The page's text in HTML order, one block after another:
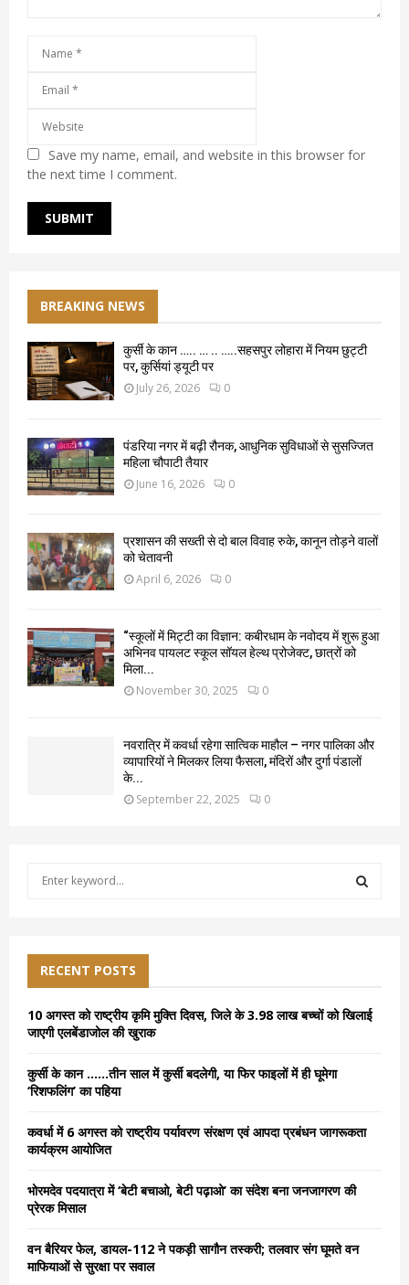
Save my name, email, and website in this browser for
the next time I comment.
BREAKING NEWS
कुर्सी के कान ….. … .. …..सहसपुर लोहारा में नियम छुट्टी
पर, कुर्सियां ड्यूटी पर
July 26, 2026 0
पंडरिया नगर में बढ़ी रौनक, आधुनिक सुविधाओं से सुसज्जित
महिला चौपाटी तैयार
June 16, 2026 0
प्रशासन की सख्ती से दो बाल विवाह रुके, कानून तोड़ने वालों
को चेतावनी
April 6, 2026 0
“स्कूलों में मिट्टी का विज्ञान: कबीरधाम के नवोदय में शुरू हुआ
अभिनव पायलट स्कूल सॉयल हेल्थ प्रोजेक्ट, छात्रों को
मिला...
November 30, 2025 0
नवरात्रि में कवर्धा रहेगा सात्विक माहौल – नगर पालिका और
व्यापारियों ने मिलकर लिया फैसला, मंदिरों और दुर्गा पंडालों
के...
September 22, 2025 0
f
o
r
RECENT POSTS
10 अगस्त को राष्ट्रीय कृमि मुक्ति दिवस, जिले के 3.98 लाख बच्चों को खिलाई
जाएगी एलबेंडाजोल की खुराक
कुर्सी के कान ……तीन साल में कुर्सी बदलेगी, या फिर फाइलों में ही घूमेगा
‘रिशफलिंग’ का पहिया
कवर्धा में 6 अगस्त को राष्ट्रीय पर्यावरण संरक्षण एवं आपदा प्रबंधन जागरूकता
कार्यक्रम आयोजित
भोरमदेव पदयात्रा में ‘बेटी बचाओ, बेटी पढ़ाओ’ का संदेश बना जनजागरण की
प्रेरक मिसाल
वन बैरियर फेल, डायल-112 ने पकड़ी सागौन तस्करी; तलवार संग घूमते वन
माफियाओं से सुरक्षा पर सवाल